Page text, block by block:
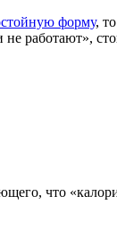
форму,
работают»,
что